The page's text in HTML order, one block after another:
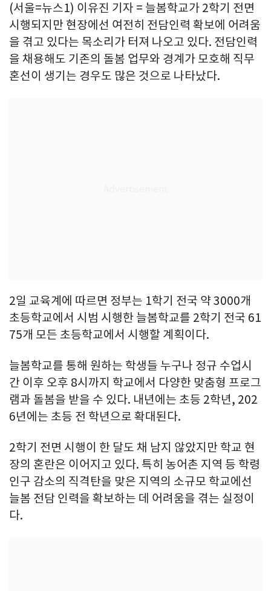
(서울=뉴스1) 이유진 기자 = 늘봄학교가 2학기 전면
시행되지만 현장에선 여전히 전담인력 확보에 어려움
을 겪고 있다는 목소리가 터져 나오고 있다. 전담인력
을 채용해도 기존의 돌봄 업무와 경계가 모호해 직무
혼선이 생기는 경우도 많은 것으로 나타났다.
2일 교육계에 따르면 정부는 1학기 전국 약 3000개
초등학교에서 시범 시행한 늘봄학교를 2학기 전국 61
75개 모든 초등학교에서 시행할 계획이다.
늘봄학교를 통해 원하는 학생들 누구나 정규 수업시
간 이후 오후 8시까지 학교에서 다양한 맞춤형 프로그
램과 돌봄을 받을 수 있다. 내년에는 초등 2학년, 202
6년에는 초등 전 학년으로 확대된다.
2학기 전면 시행이 한 달도 채 남지 않았지만 학교 현
장의 혼란은 이어지고 있다. 특히 농어촌 지역 등 학령
인구 감소의 직격탄을 맞은 지역의 소규모 학교에선
늘봄 전담 인력을 확보하는 데 어려움을 겪는 실정이
다.